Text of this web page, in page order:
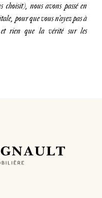
choisit), nous avons passé en
pour que vous n’ayez pas à
rien que la vérité sur les